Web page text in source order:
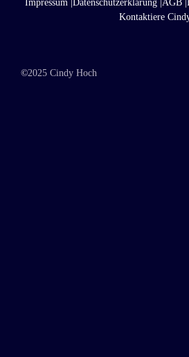
Impressum | Datenschutzerklärung | AGB |
Kontaktiere
©2025 Cindy Hoch